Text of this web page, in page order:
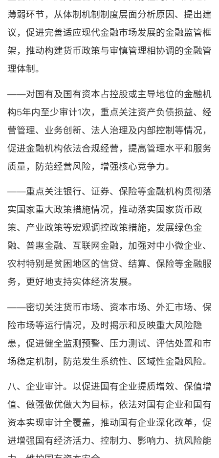
薄弱环节，从体制机制制度层面分析原因、提出建
议，促进完善适应现代金融市场发展的金融监管框
架，推动构建货币政策与审慎管理相协调的金融管
理体制。
——对国有及国有资本占控股或主导地位的金融机
构5年内至少审计1次，重点关注资产负债损益、经
营管理、业务创新、法人治理及内部控制等情况，
促进金融机构依法合规经营，提高管理水平和服务
质量，防范经营风险，增强核心竞争力。
——重点关注银行、证券、保险等金融机构贯彻落
实国家重大政策措施情况，推动落实国家货币政
策、产业政策等宏观调控政策措施，发展绿色金
融、普惠金融、互联网金融，加强对中小微企业、
农村特别是贫困地区的信贷、结算、保险等金融服
务，更好地支持实体经济发展。
——密切关注货币市场、资本市场、外汇市场、保
险市场等运行情况，及时揭示和反映重大风险隐
患，促进健全监测预警、压力测试、评估处置和市
场稳定机制，防范发生系统性、区域性金融风险。
八、企业审计。以促进国有企业提质增效、保值增
值、做强做优做大为目标，依法对国有企业和国有
资本实现审计全覆盖，推动国有企业深化改革，促
进增强国有经济活力、控制力、影响力、抗风险能